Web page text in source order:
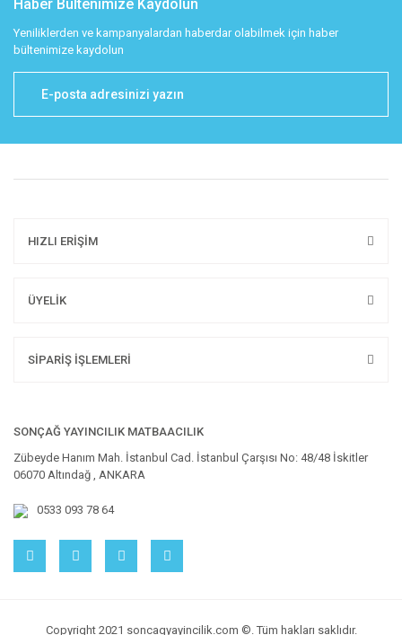
Haber Bültenimize Kaydolun
Yeniliklerden ve kampanyalardan haberdar olabilmek için haber
bültenimize kaydolun
HIZLI ERİŞİM
ÜYELİK
SİPARİŞ İŞLEMLERİ
SONÇAĞ YAYINCILIK MATBAACILIK
Zübeyde Hanım Mah. İstanbul Cad. İstanbul Çarşısı No: 48/48 İskitler
06070 Altındağ , ANKARA
0533 093 78 64
Copyright 2021 soncagyayincilik.com ©. Tüm hakları saklıdır.